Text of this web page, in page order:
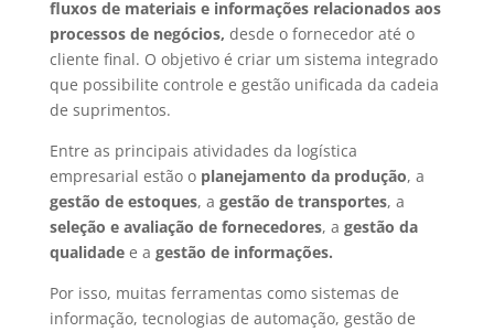
fluxos de materiais e informações relacionados aos
processos de negócios, desde o fornecedor até o
cliente final. O objetivo é criar um sistema integrado
que possibilite controle e gestão unificada da cadeia
de suprimentos.
Entre as principais atividades da logística
empresarial estão o planejamento da produção, a
gestão de estoques, a gestão de transportes, a
seleção e avaliação de fornecedores, a gestão da
qualidadee a gestão de informações.
Por isso, muitas ferramentas como sistemas de
informação, tecnologias de automação, gestão de